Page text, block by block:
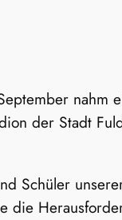
nahm
der Stadt
Schüler
die